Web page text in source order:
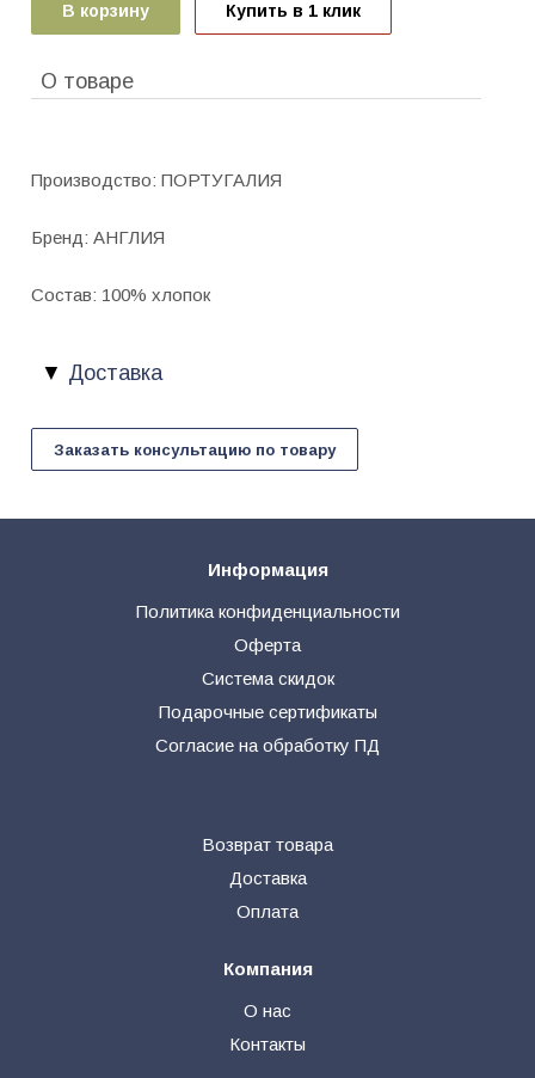
В корзину Купить в 1 клик
О товаре
Производство: ПОРТУГАЛИЯ
Бренд: АНГЛИЯ
Состав: 100% хлопок
Доставка
Заказать консультацию по товару
Информация
Политика конфиденциальности
Оферта
Система скидок
Подарочные сертификаты
Согласие на обработку ПД
Возврат товара
Доставка
Оплата
Компания
О нас
Контакты